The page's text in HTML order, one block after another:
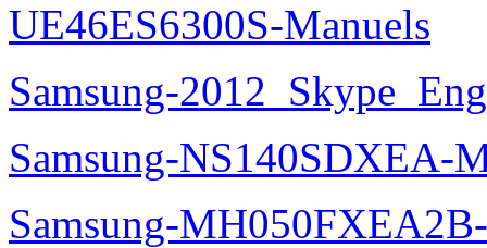
UE46ES6300S-Manuels
Samsung-
Samsung-NS140SDXEA-
Samsung-